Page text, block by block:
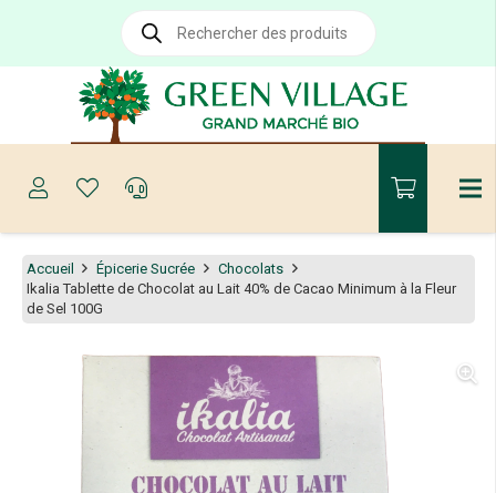
Recherche
produits
Accueil Épicerie Sucrée
Chocolats
Ikalia Tablette de Chocolat au Lait 40% de Cacao Minimum à la Fleur
de Sel 100G